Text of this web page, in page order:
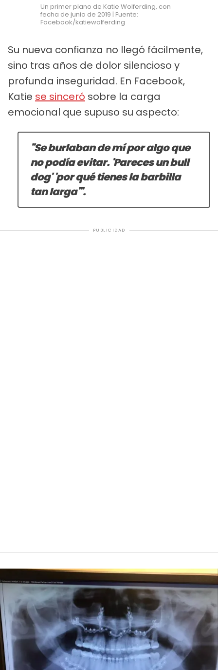
Un primer plano de Katie Wolferding, con
fecha de junio de 2019 | Fuente:
Facebook/katiewolferding
Su nueva confianza no llegó fácilmente,
sino tras años de dolor silencioso y
profunda inseguridad. En Facebook,
Katie se sinceró sobre la carga
emocional que supuso su aspecto:
"Se burlaban de mí por algo que
no podía evitar. 'Pareces un bull
dog' 'por qué tienes la barbilla
tan larga'".
PUBLICIDAD